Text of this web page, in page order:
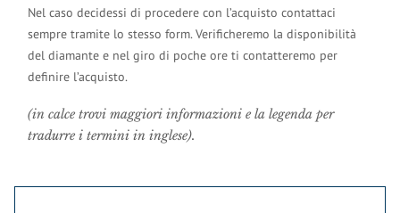
Nel caso decidessi di procedere con l’acquisto contattaci
sempre tramite lo stesso form. Verificheremo la disponibilità
del diamante e nel giro di poche ore ti contatteremo per
definire l’acquisto.
(in calce trovi maggiori informazioni e la legenda per
tradurre i termini in inglese).